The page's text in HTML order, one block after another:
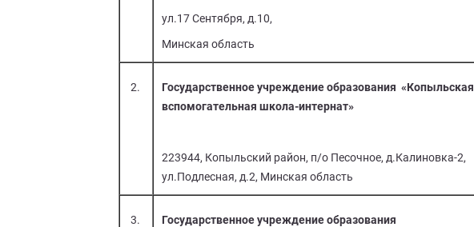
ул.17 Сентября, д.10,
Минская область
2.
Государственное учреждение образования «Копыльская
вспомогательная школа-интернат»
223944, Копыльский район, п/о Песочное, д.Калиновка-2,
ул.Подлесная, д.2, Минская область
3.
Государственное учреждение образования